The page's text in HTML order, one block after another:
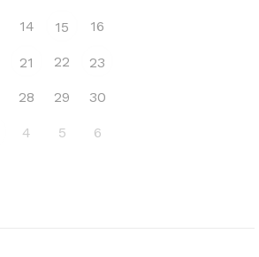
14 15 16
21 22 23
28 29 30
4 5 6